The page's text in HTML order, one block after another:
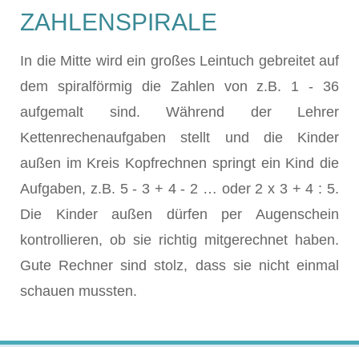
ZAHLENSPIRALE
In die Mitte wird ein großes Leintuch gebreitet auf
dem spiralförmig die Zahlen von z.B. 1 - 36
aufgemalt sind. Während der Lehrer
Kettenrechenaufgaben stellt und die Kinder
außen im Kreis Kopfrechnen springt ein Kind die
Aufgaben, z.B. 5 - 3 + 4 - 2 … oder 2 x 3 + 4 : 5.
Die Kinder außen dürfen per Augenschein
kontrollieren, ob sie richtig mitgerechnet haben.
Gute Rechner sind stolz, dass sie nicht einmal
schauen mussten.